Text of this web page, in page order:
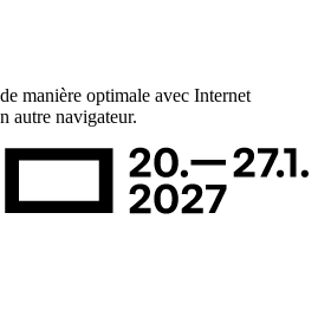
manière optimale avec Internet
autre navigateur.